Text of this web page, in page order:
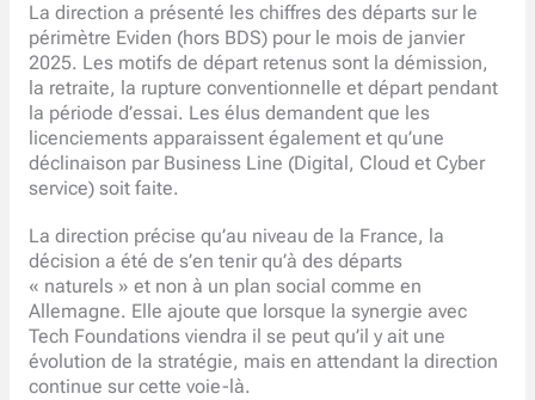
La direction a présenté les chiffres des départs sur le
périmètre Eviden (hors BDS) pour le mois de janvier
2025. Les motifs de départ retenus sont la démission,
la retraite, la rupture conventionnelle et départ pendant
la période d’essai. Les élus demandent que les
licenciements apparaissent également et qu’une
déclinaison par Business Line (Digital, Cloud et Cyber
service) soit faite.
La direction précise qu’au niveau de la France, la
décision a été de s’en tenir qu’à des départs
« naturels » et non à un plan social comme en
Allemagne. Elle ajoute que lorsque la synergie avec
Tech Foundations viendra il se peut qu’il y ait une
évolution de la stratégie, mais en attendant la direction
continue sur cette voie-là.